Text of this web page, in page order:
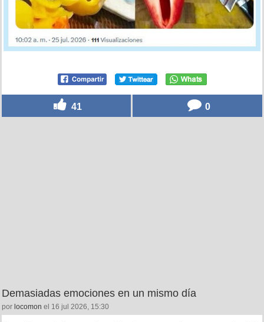
41 0
Demasiadas emociones en un mismo día
por locomon el 16 jul 2026, 15:30